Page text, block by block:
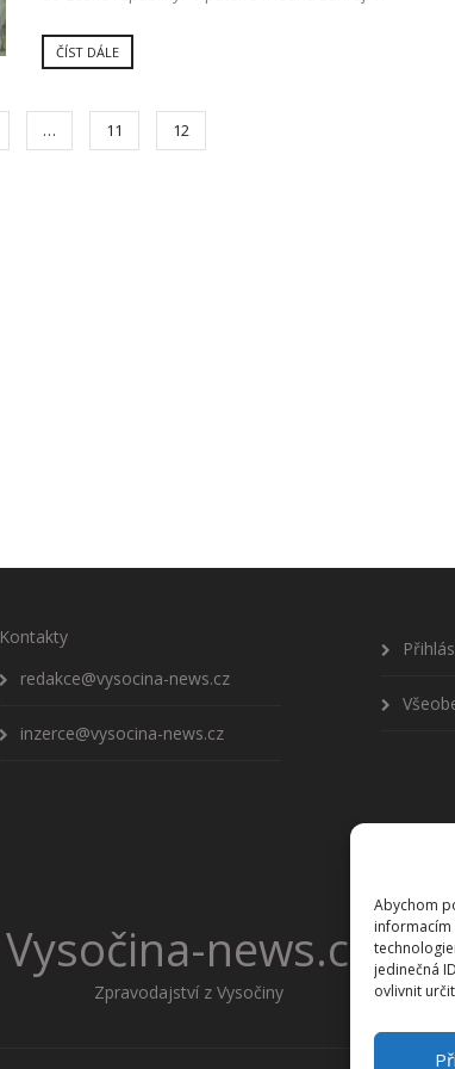
Abychom
informacím
jedinečná
ovlivnit
ČÍST DÁLE
… 11 12
Kontakty
redakce@vysocina-news.cz
inzerce@vysocina-news.cz
Vysočina-news.cz
Zpravodajství z Vysočiny